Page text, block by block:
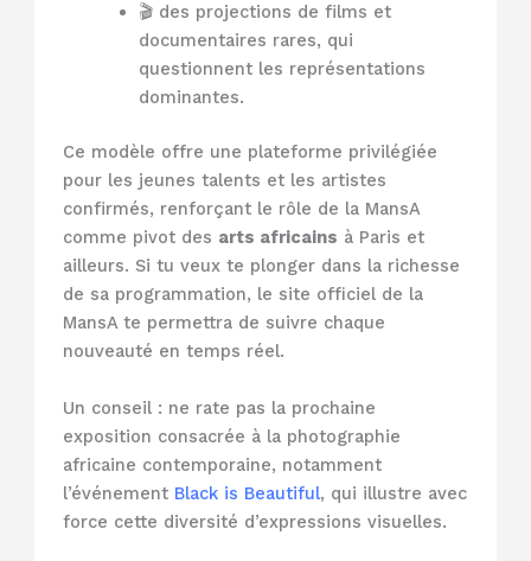
🎬 des projections de films et
documentaires rares, qui
questionnent les représentations
dominantes.
Ce modèle offre une plateforme privilégiée
pour les jeunes talents et les artistes
confirmés, renforçant le rôle de la MansA
comme pivot des arts africains à Paris et
ailleurs. Si tu veux te plonger dans la richesse
de sa programmation, le site officiel de la
MansA te permettra de suivre chaque
nouveauté en temps réel.
Un conseil : ne rate pas la prochaine
exposition consacrée à la photographie
africaine contemporaine, notamment
l’événement Black is Beautiful, qui illustre avec
force cette diversité d’expressions visuelles.